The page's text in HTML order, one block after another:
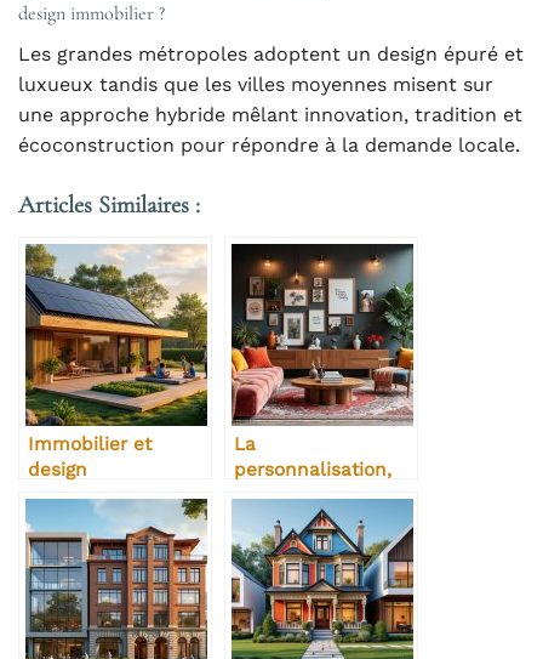
design immobilier ?
Les grandes métropoles adoptent un design épuré et
luxueux tandis que les villes moyennes misent sur
une approche hybride mêlant innovation, tradition et
écoconstruction pour répondre à la demande locale.
Articles Similaires :
Immobilier et
design
écoresponsable :
un duo gagnant
La
personnalisation,
nouvelle tendance
du design intérieur